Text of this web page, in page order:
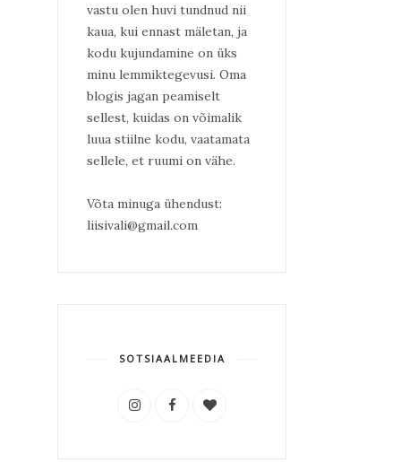
vastu olen huvi tundnud nii
kaua, kui ennast mäletan, ja
kodu kujundamine on üks
minu lemmiktegevusi. Oma
blogis jagan peamiselt
sellest, kuidas on võimalik
luua stiilne kodu, vaatamata
sellele, et ruumi on vähe.
Võta minuga ühendust:
liisivali@gmail.com
SOTSIAALMEEDIA